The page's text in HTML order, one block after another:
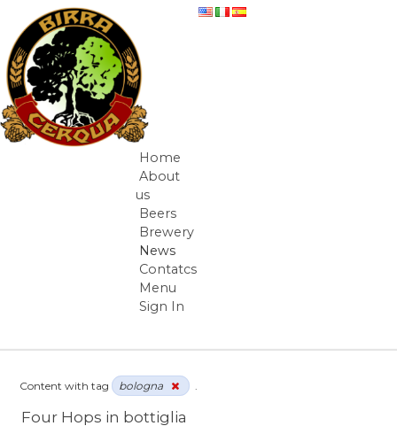
Skip to Content
Navigation
Home
About
us
Beers
Brewery
News
Contatcs
Menu
Sign In
Breadcrumbs
Content with tag bologna
Four Hops in bottiglia